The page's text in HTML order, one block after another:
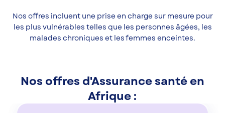
Nos offres incluent une prise en charge sur mesure pour
les plus vulnérables telles que les personnes âgées, les
malades chroniques et les femmes enceintes.
Nos offres d'Assurance santé en
Afrique :